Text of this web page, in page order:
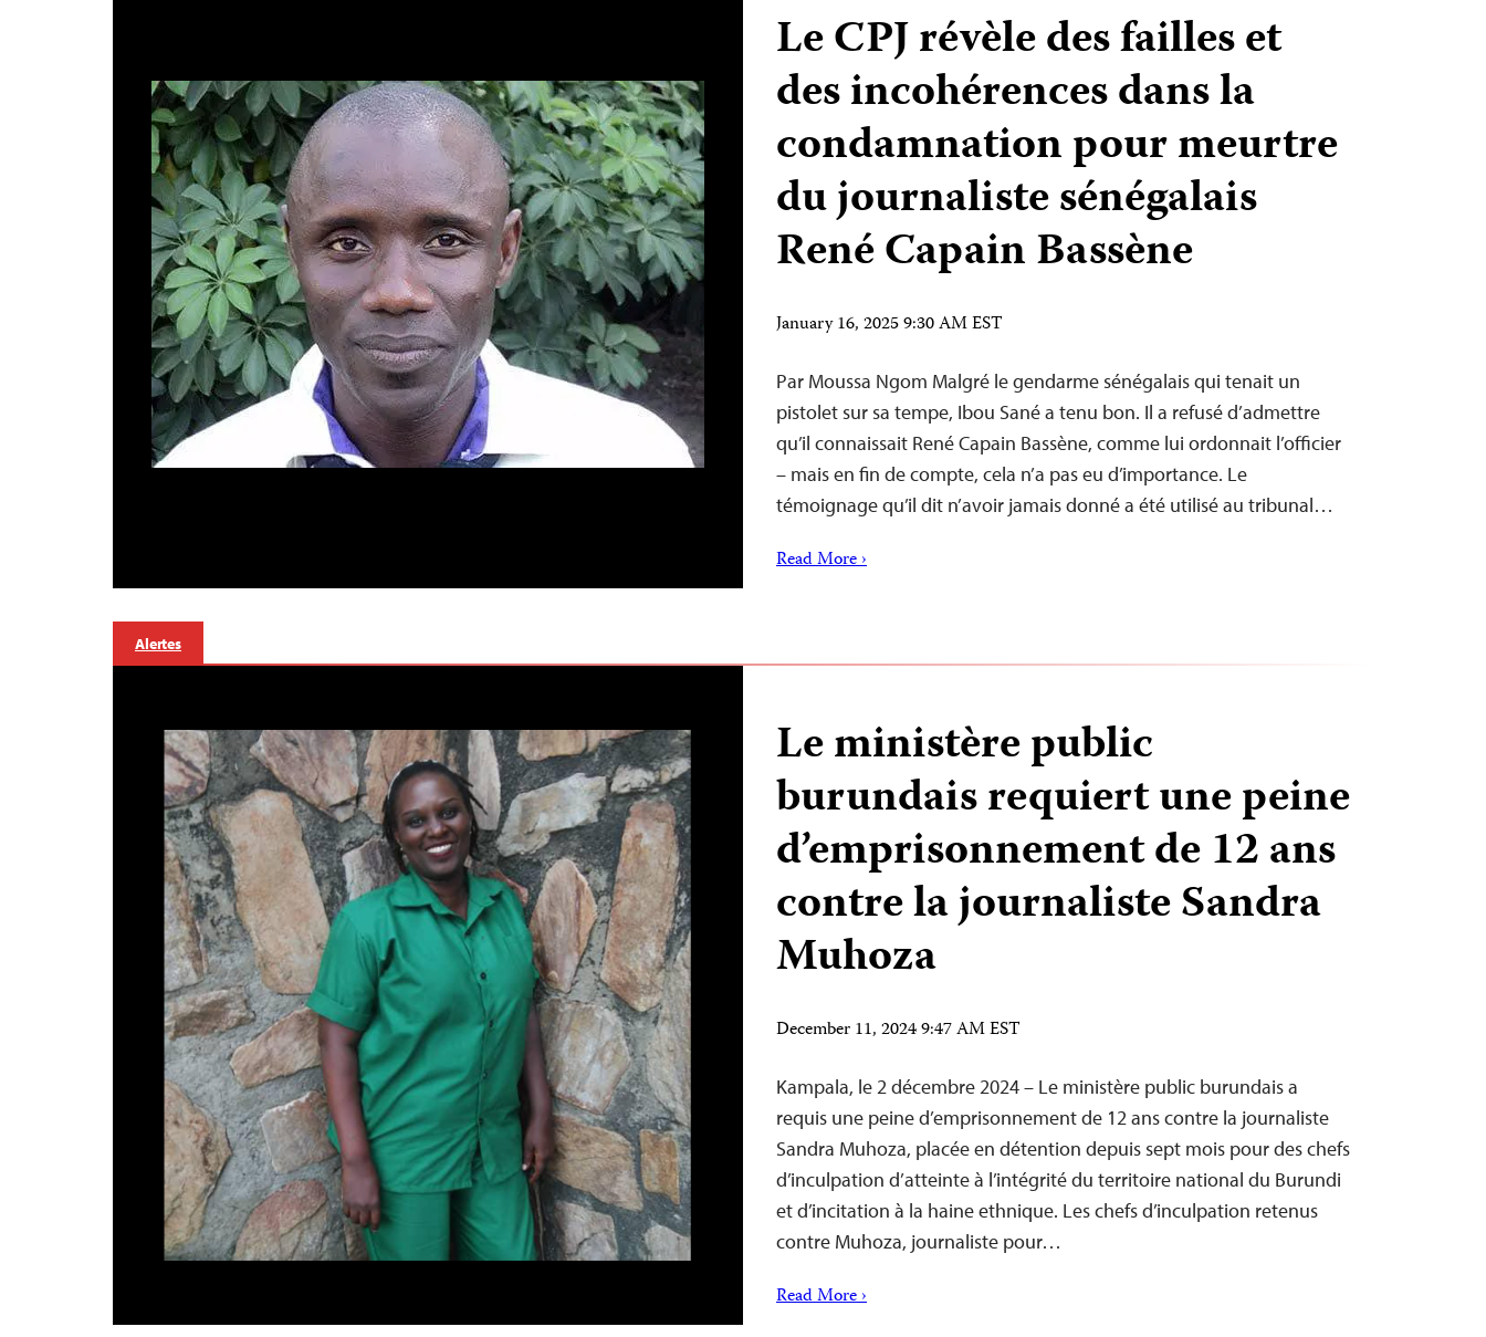
Le CPJ révèle des failles et
des incohérences dans la
condamnation pour meurtre
du journaliste sénégalais
René Capain Bassène
January 16, 2025 9:30 AM EST
Par Moussa Ngom Malgré le gendarme sénégalais qui tenait un
pistolet sur sa tempe, Ibou Sané a tenu bon. Il a refusé d’admettre
qu’il connaissait René Capain Bassène, comme lui ordonnait l’officier
– mais en fin de compte, cela n’a pas eu d’importance. Le
témoignage qu’il dit n’avoir jamais donné a été utilisé au tribunal…
Read More ›
Alertes
Le ministère public
burundais requiert une peine
d’emprisonnement de 12 ans
contre la journaliste Sandra
Muhoza
December 11, 2024 9:47 AM EST
Kampala, le 2 décembre 2024 – Le ministère public burundais a
requis une peine d’emprisonnement de 12 ans contre la journaliste
Sandra Muhoza, placée en détention depuis sept mois pour des chefs
d’inculpation d’atteinte à l’intégrité du territoire national du Burundi
et d’incitation à la haine ethnique. Les chefs d’inculpation retenus
contre Muhoza, journaliste pour…
Read More ›